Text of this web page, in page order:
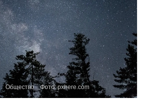
Общество Фото:pxhere.com